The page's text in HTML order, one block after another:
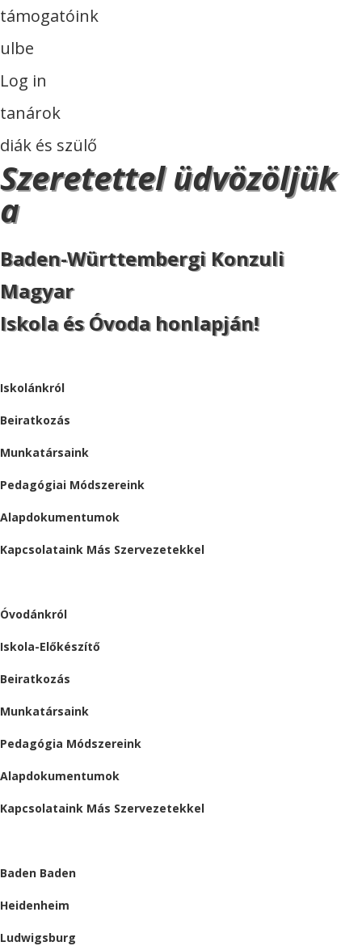
támogatóink
ulbe
Log in
tanárok
diák és szülő
Szeretettel üdvözöljük
a
Baden-Württembergi Konzuli
Magyar
Iskola és Óvoda honlapján!
Iskolánkról
Beiratkozás
Munkatársaink
Pedagógiai Módszereink
Alapdokumentumok
Kapcsolataink Más Szervezetekkel
Óvodánkról
Iskola-Előkészítő
Beiratkozás
Munkatársaink
Pedagógia Módszereink
Alapdokumentumok
Kapcsolataink Más Szervezetekkel
Baden Baden
Heidenheim
Ludwigsburg